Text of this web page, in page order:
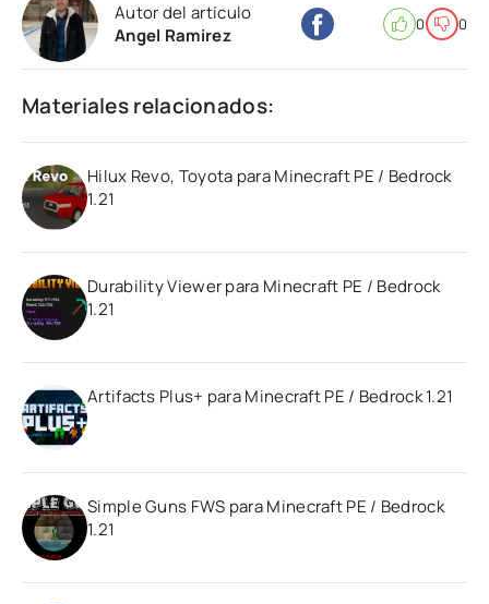
Autor del artículo
Angel Ramirez
0 0
Materiales relacionados:
Hilux Revo, Toyota para Minecraft PE / Bedrock
1.21
Durability Viewer para Minecraft PE / Bedrock
1.21
Artifacts Plus+ para Minecraft PE / Bedrock 1.21
Simple Guns FWS para Minecraft PE / Bedrock
1.21